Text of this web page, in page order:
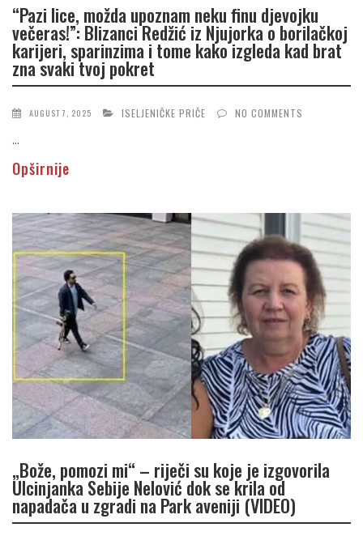
“Pazi lice, možda upoznam neku finu djevojku
večeras!”: Blizanci Redžić iz Njujorka o borilačkoj
karijeri, sparinzima i tome kako izgleda kad brat
zna svaki tvoj pokret
AUGUST 7, 2025 ISELJENIČKE PRIČE NO COMMENTS
...
Opširnije
„Bože, pomozi mi“ – riječi su koje je izgovorila
Ulcinjanka Sebije Nelović dok se krila od
napadača u zgradi na Park aveniji (VIDEO)